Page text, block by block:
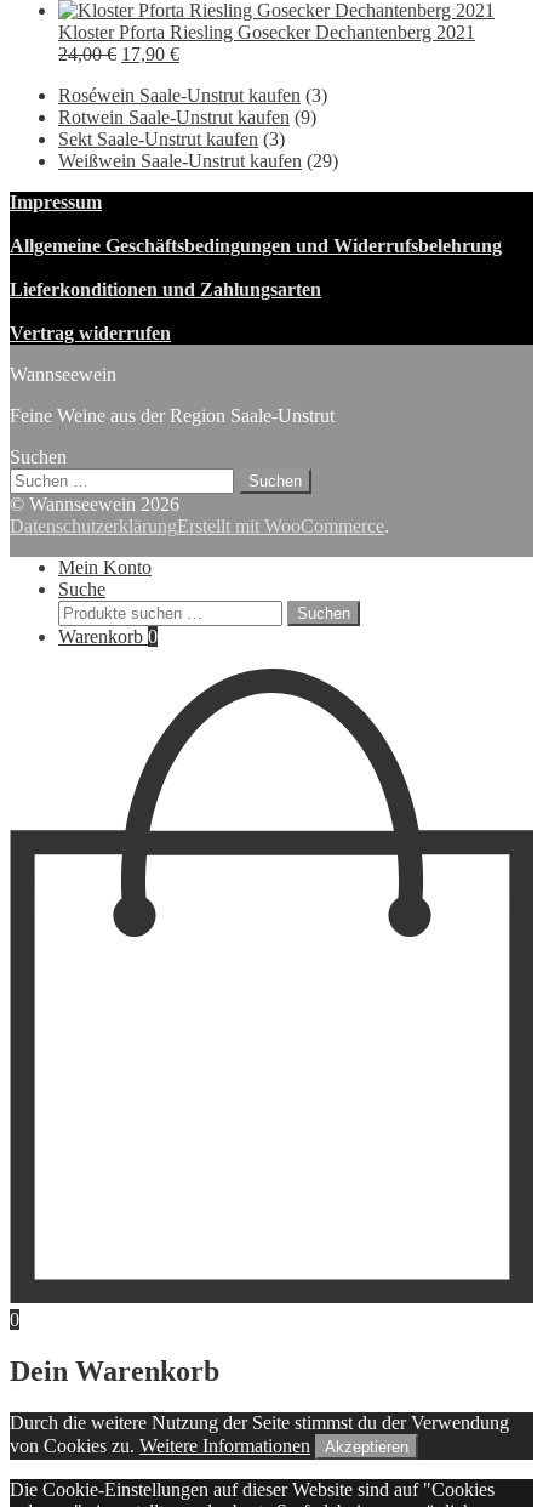
Kloster Pforta Riesling Gosecker Dechantenberg 2021
24,00€ Ursprünglicher
war:
24,00 €
17,90 €Aktueller
ist:
17,90 €.
Roséwein Saale-Unstrut kaufen (3)
Rotwein Saale-Unstrut kaufen (9)
Sekt Saale-Unstrut kaufen (3)
Weißwein Saale-Unstrut kaufen (29)
Impressum
Allgemeine Geschäftsbedingungen und Widerrufsbelehrung
Lieferkonditionen und Zahlungsarten
Vertrag widerrufen
Wannseewein
Feine Weine aus der Region Saale-Unstrut
Suchen
Suchen
nach:
© Wannseewein 2026
DatenschutzerklärungErstellt mit WooCommerce.
Mein Konto
Suche
Suchen
nach:
Suchen
Warenkorb 0
0
Dein Warenkorb
Durch die weitere Nutzung der Seite stimmst du der Verwendung
von Cookies zu. Weitere Informationen Akzeptieren
Die Cookie-Einstellungen auf dieser Website sind auf "Cookies